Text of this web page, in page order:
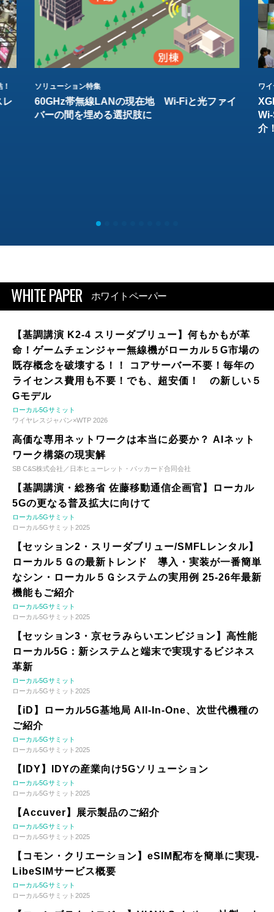
レ
ソリューション特集
60GHz帯無線LANの現在地 Wi-Fiと光ファイ
バーの間を埋める選択肢に
ワ
介
WHITE PAPER ホワイトペーパー
【基調講演 K2-4 スリーダブリュー】何もかもが革
命！ゲームチェンジャー無線機がローカル５G市場の
既存概念を破壊する！！ コアサーバー不要！毎年の
ライセンス費用も不要！でも、超安価！ の新しい５
Gモデル
ローカル5Gサミット
ワイヤレスジャパン×WTP 2026
高価な専用ネットワークは本当に必要か？ AIネット
ワーク構築の現実解
SB C&S株式会社／日本ヒューレット・パッカード合同会社
【基調講演・総務省 佐藤移動通信企画官】ローカル
5Gの更なる普及拡大に向けて
ローカル5Gサミット
ローカル5Gサミット2025
【セッション2・スリーダブリュー/SMFLレンタル】
ローカル５Ｇの最新トレンド 導入・実装が一番簡単
なシン・ローカル５Ｇシステムの実用例 25-26年最新
機能もご紹介
ローカル5Gサミット
ローカル5Gサミット2025
【セッション3・京セラみらいエンビジョン】高性能
ローカル5G：新システムと端末で実現するビジネス
革新
ローカル5Gサミット
ローカル5Gサミット2025
【iD】ローカル5G基地局 All-In-One、次世代機種の
ご紹介
ローカル5Gサミット
ローカル5Gサミット2025
【IDY】IDYの産業向け5Gソリューション
ローカル5Gサミット
ローカル5Gサミット2025
【Accuver】展示製品のご紹介
ローカル5Gサミット
ローカル5Gサミット2025
【コモン・クリエーション】eSIM配布を簡単に実現-
LibeSIMサービス概要
ローカル5Gサミット
ローカル5Gサミット2025